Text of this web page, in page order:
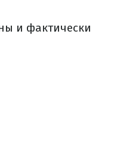
и фактически